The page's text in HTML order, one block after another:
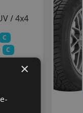
/ 4x4
C
C
×